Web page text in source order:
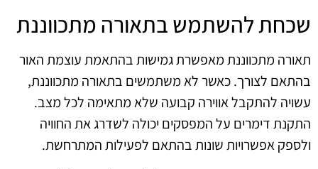
שכחת להשתמש בתאורה מתכווננת
תאורה מתכווננת מאפשרת גמישות בהתאמת עוצמת האור
בהתאם לצורך. כאשר לא משתמשים בתאורה מתכווננת,
עשויה להתקבל אווירה קבועה שלא מתאימה לכל מצב.
התקנת דימרים על המפסקים יכולה לשדרג את החוויה
ולספק אפשרויות שונות בהתאם לפעילות המתרחשת.